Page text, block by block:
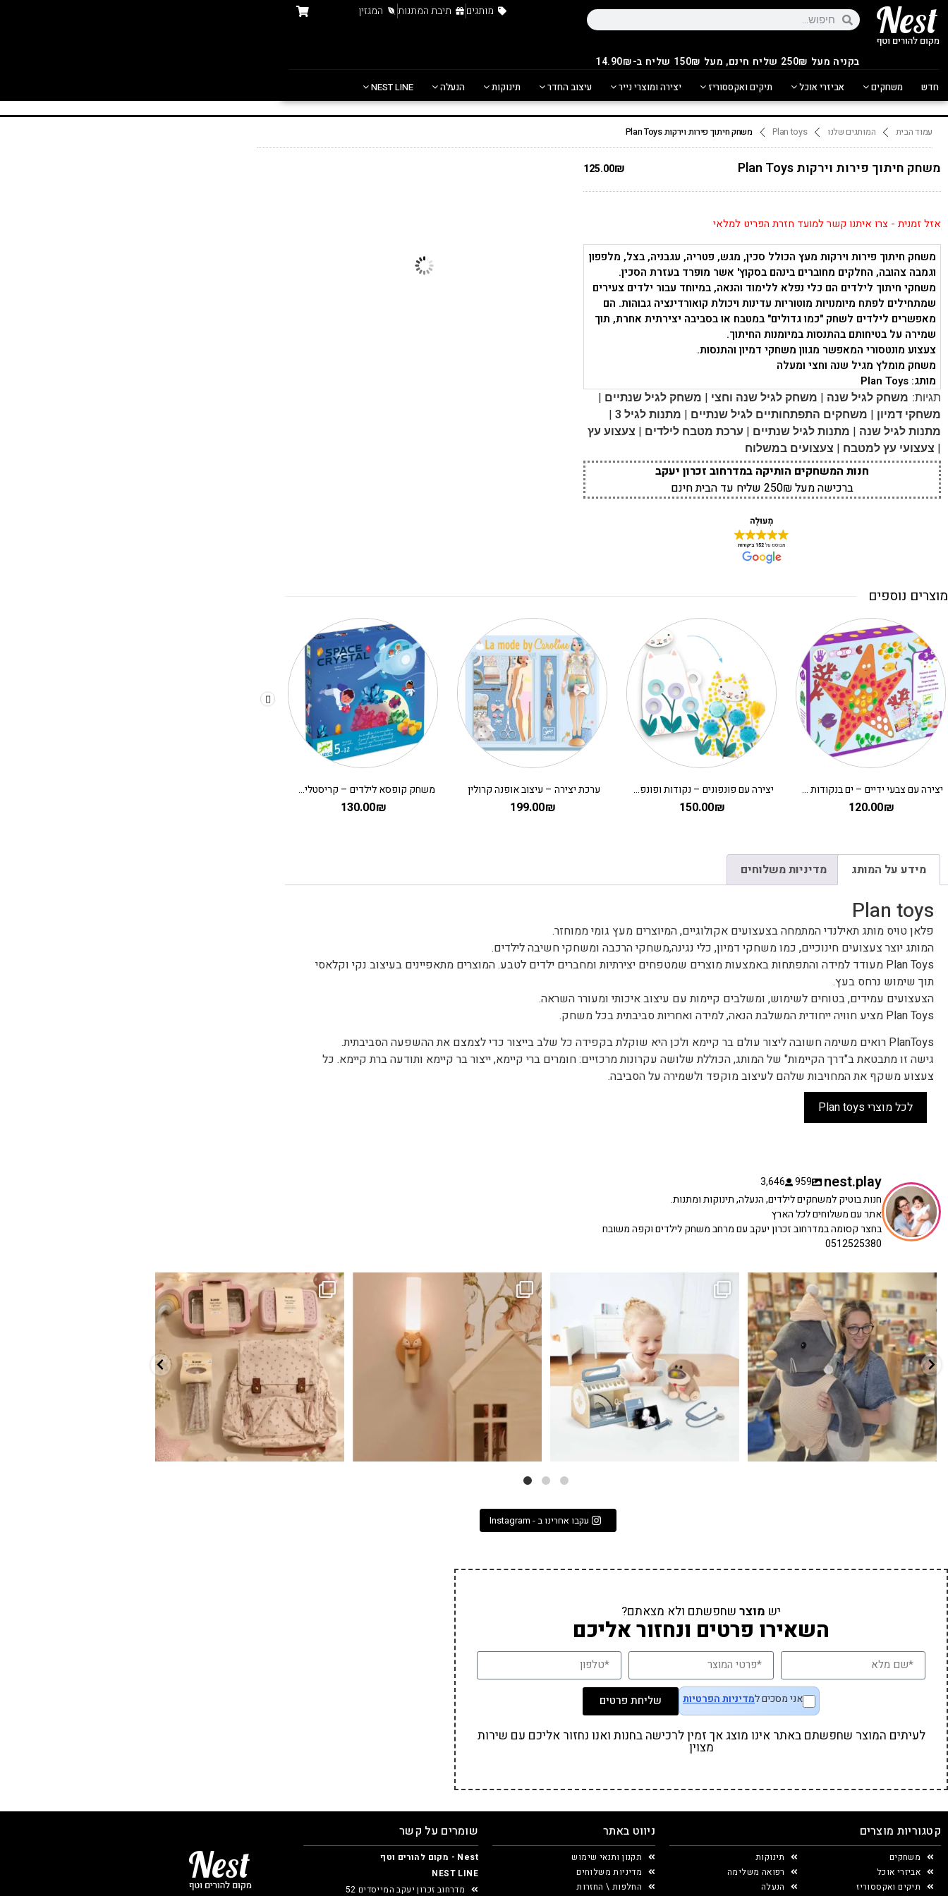
בקניה מעל 250 ₪ שליח חינם, מעל 150₪ שליח ב-14.90₪
מותגים תיבת המתנות המגזין
חדש משחקים אביזרי אוכל תיקים ואקססוריז יצירה ומוצרי נייר עיצוב החדר תינוקות הנעלה NEST LINE
עמוד הבית המותגים שלנו Plan toys משחק חיתוך פירות וירקות Plan Toys
משחק חיתוך פירות וירקות Plan Toys 125.00₪
אזל זמנית - צרו איתנו קשר למועד חזרת הפריט למלאי
משחק חיתוך פירות וירקות מעץ הכולל סכין, מגש, פטריה, עגבניה, בצל, מלפפון
וגמבה צהובה, החלקים מחוברים בינהם בסקוץ' אשר מופרד בעזרת הסכין.
משחקי חיתוך לילדים הם כלי נפלא ללימוד והנאה, במיוחד עבור ילדים צעירים
שמתחילים לפתח מיומנויות מוטוריות עדינות ויכולת קואורדינציה גבוהות. הם
מאפשרים לילדים לשחק "כמו גדולים" במטבח או בסביבה יצירתית אחרת, תוך
שמירה על בטיחותם בהתנסות במיומנות החיתוך.
צעצוע מונטסורי המאפשר מגוון משחקי דמיון והתנסות.
משחק מומלץ מגיל שנה וחצי ומעלה
מותג: Plan Toys
תגיות: משחק לגיל שנה | משחק לגיל שנה וחצי | משחק לגיל שנתיים |
משחקי דמיון | משחקים התפתחותיים לגיל שנתיים | מתנות לגיל 3 |
מתנות לגיל שנה | מתנות לגיל שנתיים | ערכת מטבח לילדים | צעצוע עץ
| צעצועי עץ למטבח | צעצועים במשלוח
חנות המשחקים הותיקה במדרחוב זכרון יעקב
ברכישה מעל 250₪ שליח עד הבית חינם
מוצרים נוספים
יצירה עם צבעי ידיים – ים בנקודות DJECO
120.00₪
יצירה עם פונפונים – נקודות ופונפונים בדשא DJECO
150.00₪
ערכת יצירה – עיצוב אופנה קרולין
199.00₪
משחק קופסא לילדים – קריסטלים בחלל
130.00₪
מידע על המותג מדיניות משלוחים
Plan toys
פלאן טויס מותג תאילנדי המתמחה בצעצועים אקולוגיים, המיוצרים מעץ גומי ממוחזר.
המותג יוצר צעצועים חינוכיים, כמו משחקי דמיון, כלי נגינה,משחקי הרכבה ומשחקי חשיבה לילדים.
Plan Toys מעודד למידה והתפתחות באמצעות מוצרים שמטפחים יצירתיות ומחברים ילדים לטבע. המוצרים מתאפיינים בעיצוב נקי וקלאסי
תוך שימוש נרחס בעץ.
הצעצועים עמידים, בטוחים לשימוש, ומשלבים קיימות עם עיצוב איכותי ומעורר השראה.
Plan Toys מציע חוויה ייחודית המשלבת הנאה, למידה ואחריות סביבתית בכל משחק.
PlanToys רואים משימה חשובה ליצור עולם בר קיימא ולכן היא שוקלת בקפידה כל שלב בייצור כדי לצמצם את ההשפעה הסביבתית.
גישה זו מתבטאת ב"דרך הקיימות" של המותג, הכוללת שלושה עקרונות מרכזיים: חומרים ברי קיימא, ייצור בר קיימא ותודעה ברת קיימא. כל
צעצוע משקף את המחויבות שלהם לעיצוב מוקפד ולשמירה על הסביבה.
לכל מוצרי Plan toys
nest.play
959
3,646
חנות בוטיק למשחקים לילדים, הנעלה, תינוקות ומתנות.
אתר עם משלוחים לכל הארץ
בחצר קסומה במדרחוב זכרון יעקב עם מרחב משחק לילדים וקפה משובח
0512525380
הקולקציה החדשה
9 4
גם פריט עיצובי לחדר, גם מנורת לילה מרגיעה, וגם...
0
7 0
כשפתחתי את החנות חלמתי ליצור מקום שהייתי
שמחה
39 16
עקבו אחרינו ב - Instagram
יש מוצר שחפשתם ולא מצאתם?
השאירו פרטים ונחזור אליכם
אני מסכים למדיניות הפרטיות שליחת פרטים
לעיתים המוצר שחפשתם באתר אינו מוצג אך זמין לרכישה בחנות ואנו נחזור אליכם עם שירות
מצוין
קטגוריות מוצרים
משחקים
אביזרי אוכל
תיקים ואקססוריז
תינוקות
רפואה משלימה
הנעלה
ניווט באתר
תקנון ותנאי שימוש
מדיניות משלוחים
החלפות \ החזרות
שומרים על קשר
Nest - מקום להורים וטף
NEST LINE
מדרחוב זכרון יעקב המייסדים 52